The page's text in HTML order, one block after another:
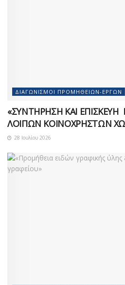
ΔΙΑΓΩΝΙΣΜΟΊ ΠΡΟΜΗΘΕΙΏΝ-ΈΡΓΩΝ
«ΣΥΝΤΗΡΗΣΗ ΚΑΙ
ΛΟΙΠΩΝ ΚΟΙΝΟΧΡΗΣΤΩΝ
28 Ιουλίου 2026